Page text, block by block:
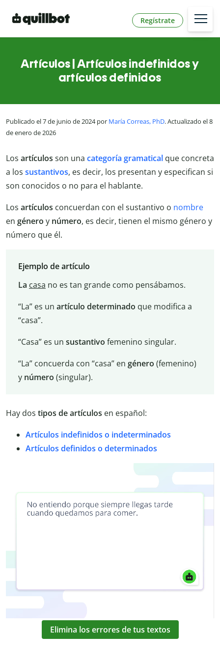
Regístrate
Artículos | Artículos indefinidos y
artículos definidos
Publicado el 7 de junio de 2024 por María Correas, PhD. Actualizado el 8
de enero de 2026
Los artículos son una categoría gramatical que concreta
a los sustantivos, es decir, los presentan y especifican si
son conocidos o no para el hablante.
Los artículos concuerdan con el sustantivo o nombre
en género y número, es decir, tienen el mismo género y
número que él.
Ejemplo de artículo
La casa no es tan grande como pensábamos.
“La” es un artículo determinado que modifica a
“casa”.
“Casa” es un sustantivo femenino singular.
“La” concuerda con “casa” en género (femenino)
y número (singular).
Hay dos tipos de artículos en español:
Artículos indefinidos o indeterminados
Artículos definidos o determinados
Elimina los errores de tus textos